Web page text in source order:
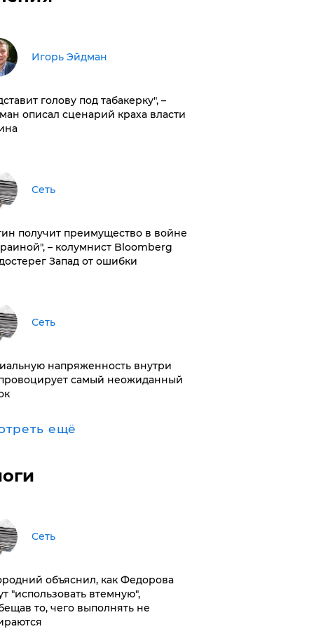
Игорь Эйдман
голову под табакерку", –
описал сценарий краха власти
Сеть
получит преимущество в войне
– колумнист Bloomberg
Запад от ошибки
Сеть
напряженность внутри
самый неожиданный
ещё
Сеть
объяснил, как Федорова
"использовать втемную",
то, чего выполнять не